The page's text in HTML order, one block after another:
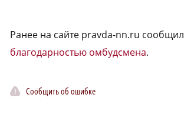
Ранее на сайте pravda-nn.ru
благодарностью омбудсмена.
Сообщить об ошибке